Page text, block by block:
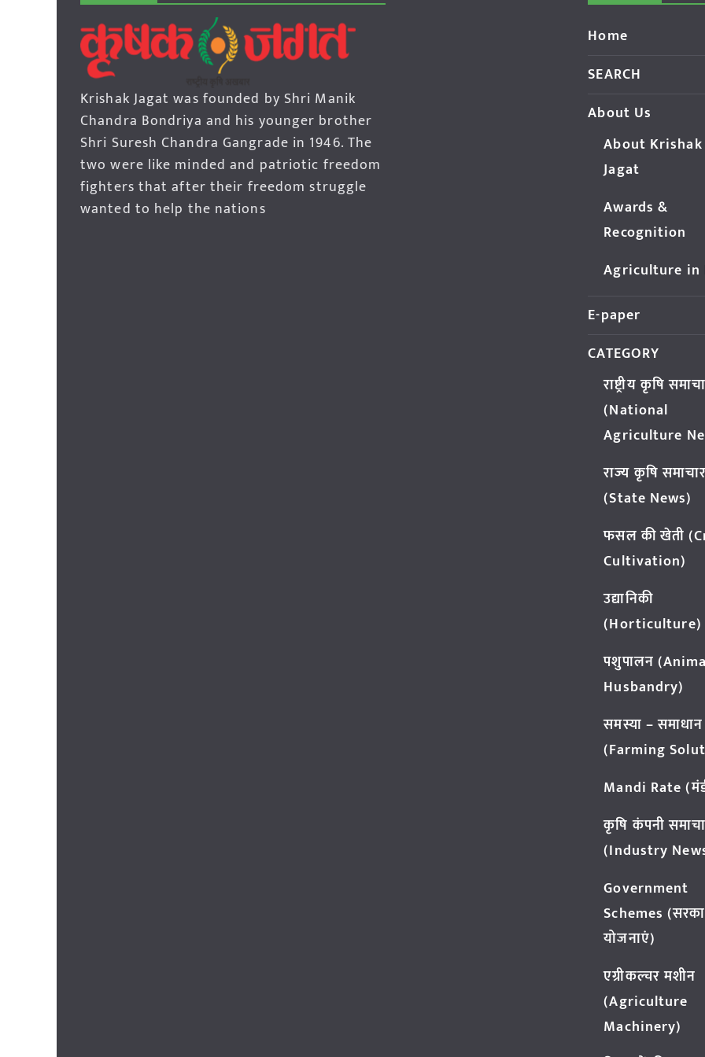
Krishak Jagat was founded by Shri Manik
Chandra Bondriya and his younger brother
Shri Suresh Chandra Gangrade in 1946. The
two were like minded and patriotic freedom
fighters that after their freedom struggle
wanted to help the nations
Home
SEARCH
About Us
About Krishak
Jagat
Awards &
Recognition
Agriculture in
E-paper
CATEGORY
राष्ट्रीय कृषि
(National
Agriculture
राज्य कृषि समाचार
(State News)
फसल की खेती
Cultivation)
उद्यानिकी
(Horticulture)
पशुपालन
Husbandry)
समस्या – समाधान
(Farming
Mandi Rate
कृषि कंपनी
(Industry
Government
Schemes
योजनाएं)
एग्रीकल्चर मशीन
(Agriculture
Machinery)